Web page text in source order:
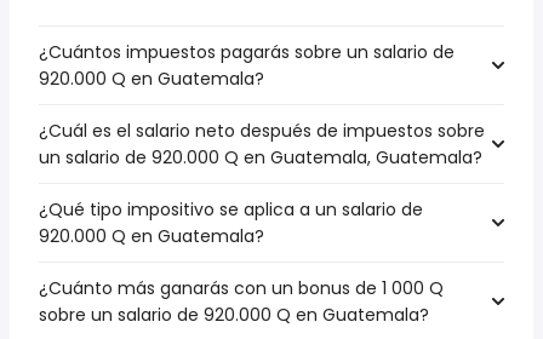
¿Cuántos impuestos pagarás sobre un salario de
920.000 Q en Guatemala?
¿Cuál es el salario neto después de impuestos sobre
un salario de 920.000 Q en Guatemala, Guatemala?
¿Qué tipo impositivo se aplica a un salario de
920.000 Q en Guatemala?
¿Cuánto más ganarás con un bonus de 1 000 Q
sobre un salario de 920.000 Q en Guatemala?